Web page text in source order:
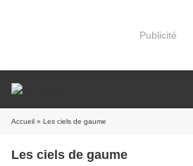
Publicité
Accueil » Les ciels de gaume
Les ciels de gaume